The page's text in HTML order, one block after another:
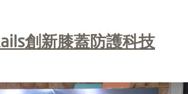
創新膝蓋防護科技